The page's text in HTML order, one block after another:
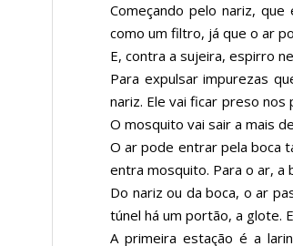
Começando pelo nariz,
como um filtro, já que o ar
E, contra a sujeira, espirro
Para expulsar impurezas
nariz. Ele vai ficar preso
O mosquito vai sair a mais
O ar pode entrar pela boca
entra mosquito. Para o ar, a
Do nariz ou da boca, o ar
túnel há um portão, a glote.
A primeira estação é a